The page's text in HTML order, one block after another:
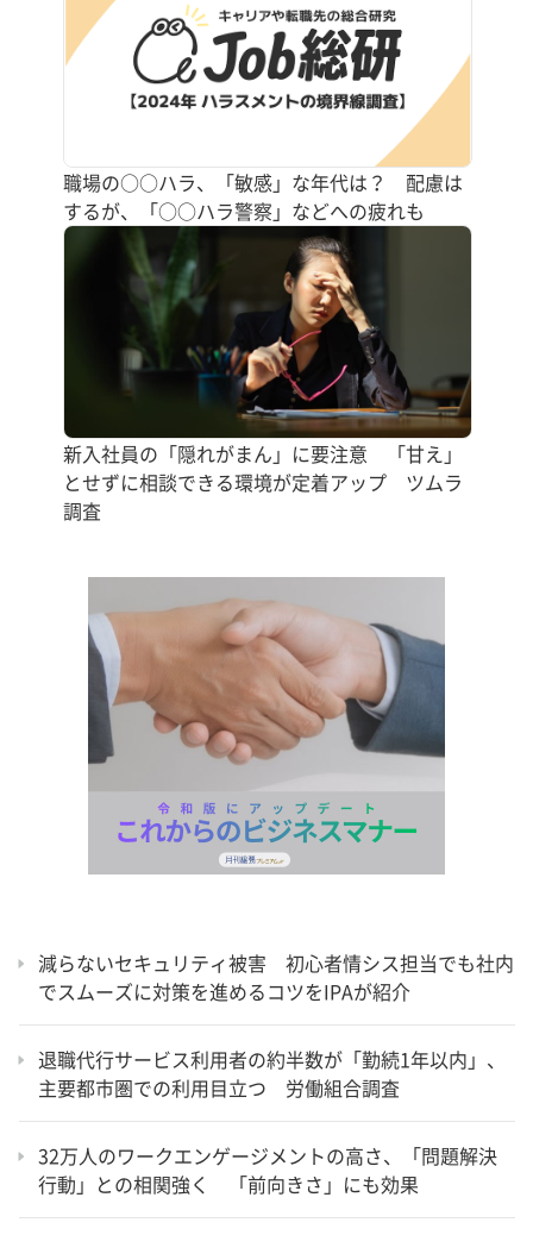
職場の○○ハラ、「敏感」な年代は？ 配慮は
するが、「○○ハラ警察」などへの疲れも
新入社員の「隠れがまん」に要注意 「甘え」
とせずに相談できる環境が定着アップ ツムラ
調査
減らないセキュリティ被害 初心者情シス担当でも社内
でスムーズに対策を進めるコツをIPAが紹介
退職代行サービス利用者の約半数が「勤続1年以内」、
主要都市圏での利用目立つ 労働組合調査
32万人のワークエンゲージメントの高さ、「問題解決
行動」との相関強く 「前向きさ」にも効果